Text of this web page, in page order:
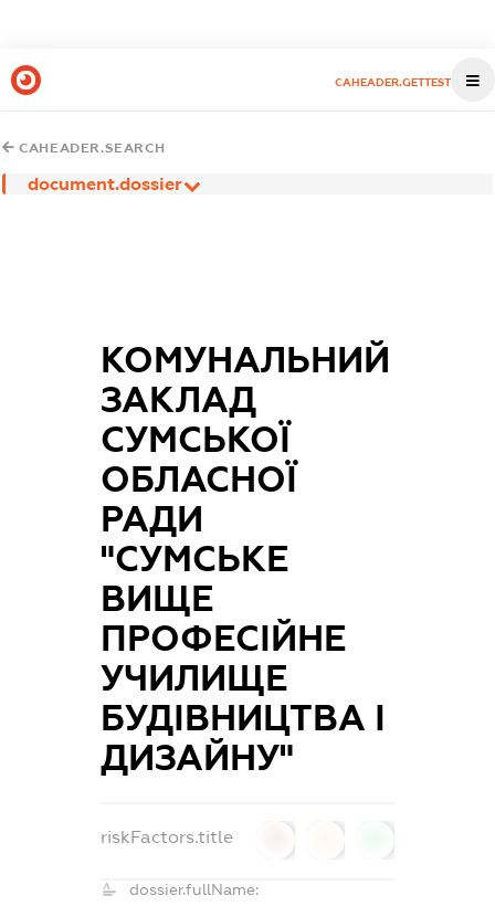
CAHEADER.GETTEST
CAHEADER.SEARCH
document.dossier
КОМУНАЛЬНИЙ
ЗАКЛАД
СУМСЬКОЇ
ОБЛАСНОЇ
РАДИ
"СУМСЬКЕ
ВИЩЕ
ПРОФЕСІЙНЕ
УЧИЛИЩЕ
БУДІВНИЦТВА І
ДИЗАЙНУ"
riskFactors.title
dossier.fullName: